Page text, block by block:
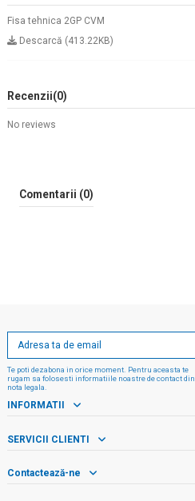
Fisa tehnica 2GP CVM
Descarcă (413.22KB)
Recenzii(0)
No reviews
Comentarii (0)
Te poti dezabona in orice moment. Pentru aceasta te
rugam sa folosesti informatiile noastre de contact din
nota legala.
INFORMATII
SERVICII CLIENTI
Contactează-ne